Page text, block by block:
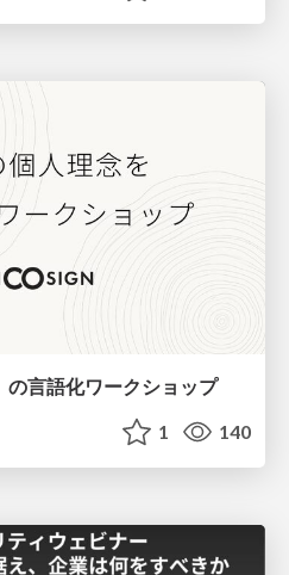
言語化ワークショップ
1 140